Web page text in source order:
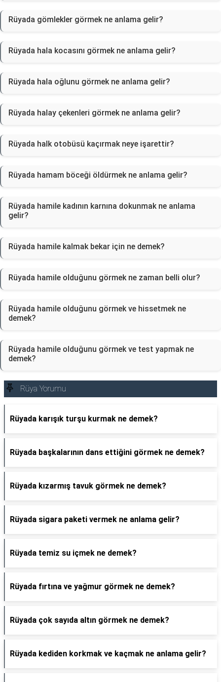
Rüyada gömlekler görmek ne anlama gelir?
Rüyada hala kocasını görmek ne anlama gelir?
Rüyada hala oğlunu görmek ne anlama gelir?
Rüyada halay çekenleri görmek ne anlama gelir?
Rüyada halk otobüsü kaçırmak neye işarettir?
Rüyada hamam böceği öldürmek ne anlama gelir?
Rüyada hamile kadının karnına dokunmak ne anlama
gelir?
Rüyada hamile kalmak bekar için ne demek?
Rüyada hamile olduğunu görmek ne zaman belli olur?
Rüyada hamile olduğunu görmek ve hissetmek ne
demek?
Rüyada hamile olduğunu görmek ve test yapmak ne
demek?
Rüya Yorumu
Rüyada karışık turşu kurmak ne demek?
Rüyada başkalarının dans ettiğini görmek ne demek?
Rüyada kızarmış tavuk görmek ne demek?
Rüyada sigara paketi vermek ne anlama gelir?
Rüyada temiz su içmek ne demek?
Rüyada fırtına ve yağmur görmek ne demek?
Rüyada çok sayıda altın görmek ne demek?
Rüyada kediden korkmak ve kaçmak ne anlama gelir?